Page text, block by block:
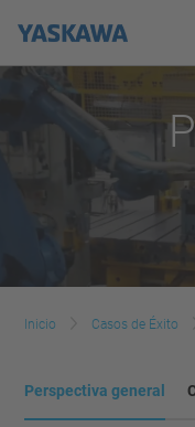
Inicio Casos de Éxito
Perspectiva general